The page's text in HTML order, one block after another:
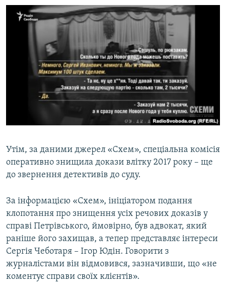
Утім, за даними джерел «Схем», спеціальна комісія
оперативно знищила докази влітку 2017 року – ще
до звернення детективів до суду.
За інформацією «Схем», ініціатором подання
клопотання про знищення усіх речових доказів у
справі Петрівського, ймовірно, був адвокат, який
раніше його захищав, а тепер представляє інтереси
Сергія Чеботаря – Ігор Юдін. Говорити з
журналістами він відмовився, зазначивши, що «не
коментує справи своїх клієнтів».